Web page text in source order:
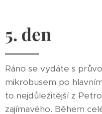
5. den
Ráno se vydáte s
mikrobusem po
to nejdůležitější z
zajímavého. Během